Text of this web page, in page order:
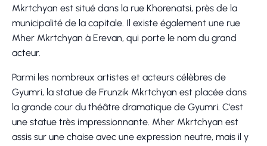
Mkrtchyan est situé dans la rue Khorenatsi, près de la
municipalité de la capitale. Il existe également une rue
Mher Mkrtchyan à Erevan, qui porte le nom du grand
acteur.
Parmi les nombreux artistes et acteurs célèbres de
Gyumri, la statue de Frunzik Mkrtchyan est placée dans
la grande cour du théâtre dramatique de Gyumri. C'est
une statue très impressionnante. Mher Mkrtchyan est
assis sur une chaise avec une expression neutre, mais il y